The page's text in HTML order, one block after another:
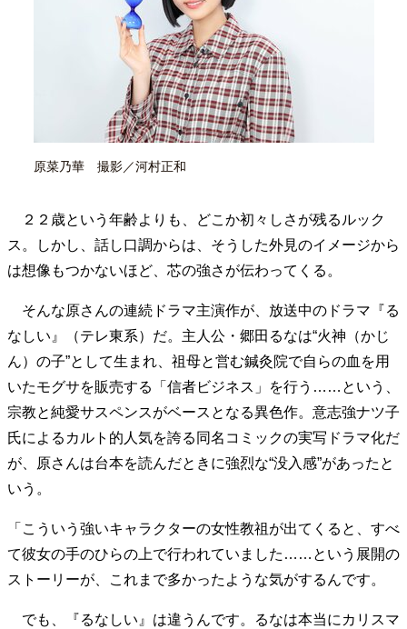
ライフスタイル・生き方
40代からの景色 50代のリアル
美しさの哲学
パートナーとの歩み方
親になるということ
病が教えてくれたこと
移住という選択
一生モノの愛用品
私を彩るエッセンス
60代のネクストステージ
社会・カルチャー・マネー
地域とつながる/お金との付き合い方
原菜乃華 撮影／河村正和
２２歳という年齢よりも、どこか初々しさが残るルック
ス。しかし、話し口調からは、そうした外見のイメージから
は想像もつかないほど、芯の強さが伝わってくる。
そんな原さんの連続ドラマ主演作が、放送中のドラマ『る
なしい』（テレ東系）だ。主人公・郷田るなは“火神（かじ
ん）の子”として生まれ、祖母と営む鍼灸院で自らの血を用
いたモグサを販売する「信者ビジネス」を行う……という、
宗教と純愛サスペンスがベースとなる異色作。意志強ナツ子
氏によるカルト的人気を誇る同名コミックの実写ドラマ化だ
が、原さんは台本を読んだときに強烈な“没入感”があったと
いう。
「こういう強いキャラクターの女性教祖が出てくると、すべ
て彼女の手のひらの上で行われていました……という展開の
ストーリーが、これまで多かったような気がするんです。
でも、『るなしい』は違うんです。るなは本当にカリスマ